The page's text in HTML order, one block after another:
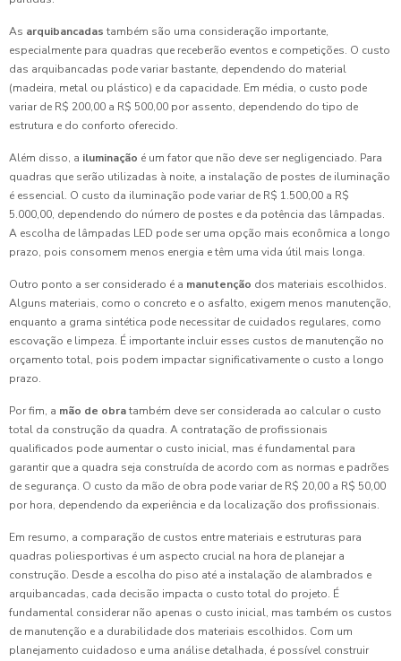
As arquibancadas também são uma consideração importante,
especialmente para quadras que receberão eventos e competições. O custo
das arquibancadas pode variar bastante, dependendo do material
(madeira, metal ou plástico) e da capacidade. Em média, o custo pode
variar de R$ 200,00 a R$ 500,00 por assento, dependendo do tipo de
estrutura e do conforto oferecido.
Além disso, a iluminação é um fator que não deve ser negligenciado. Para
quadras que serão utilizadas à noite, a instalação de postes de iluminação
é essencial. O custo da iluminação pode variar de R$ 1.500,00 a R$
5.000,00, dependendo do número de postes e da potência das lâmpadas.
A escolha de lâmpadas LED pode ser uma opção mais econômica a longo
prazo, pois consomem menos energia e têm uma vida útil mais longa.
Outro ponto a ser considerado é a manutenção dos materiais escolhidos.
Alguns materiais, como o concreto e o asfalto, exigem menos manutenção,
enquanto a grama sintética pode necessitar de cuidados regulares, como
escovação e limpeza. É importante incluir esses custos de manutenção no
orçamento total, pois podem impactar significativamente o custo a longo
prazo.
Por fim, a mão de obratambém deve ser considerada ao calcular o custo
total da construção da quadra. A contratação de profissionais
qualificados pode aumentar o custo inicial, mas é fundamental para
garantir que a quadra seja construída de acordo com as normas e padrões
de segurança. O custo da mão de obra pode variar de R$ 20,00 a R$ 50,00
por hora, dependendo da experiência e da localização dos profissionais.
Em resumo, a comparação de custos entre materiais e estruturas para
quadras poliesportivas é um aspecto crucial na hora de planejar a
construção. Desde a escolha do piso até a instalação de alambrados e
arquibancadas, cada decisão impacta o custo total do projeto. É
fundamental considerar não apenas o custo inicial, mas também os custos
de manutenção e a durabilidade dos materiais escolhidos. Com um
planejamento cuidadoso e uma análise detalhada, é possível construir